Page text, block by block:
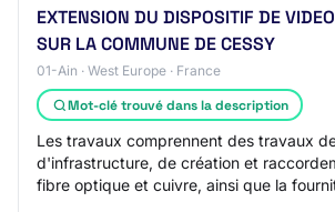
EXTENSION DU DISPOSITIF DE
SUR LA COMMUNE DE CESSY
01-Ain · West Europe · France
Mot-clé trouvé dans la description
Les travaux comprennent des travaux
d'infrastructure, de création et
fibre optique et cuivre, ainsi que la